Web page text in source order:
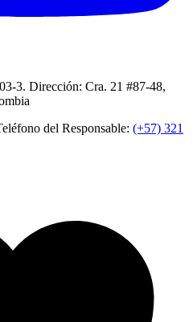
3. Dirección: Cra. 21 #87-48,
del Responsable: (+57) 321